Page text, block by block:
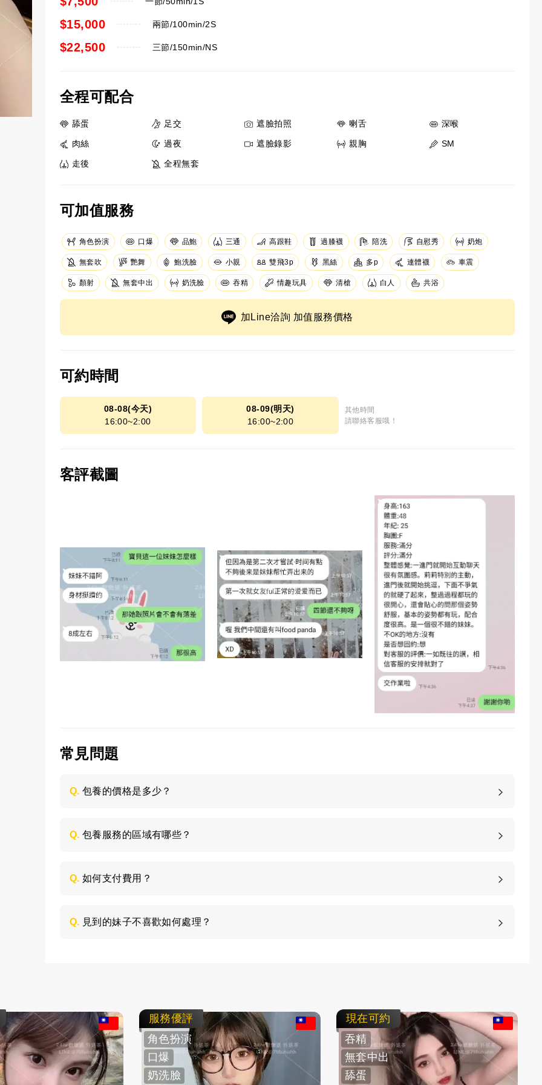
兩節/100min/2S
$15,000
三節/150min/NS
$22,500
全程可配合
舔蛋 足交 遮臉拍照 喇舌 深喉
肉絲 過夜 遮臉錄影 親胸 SM
走後 全程無套
可加值服務
角色扮演 口爆 品鮑 三通 高跟鞋 過膝襪 陪洗 自慰秀 奶炮
無套吹 艷舞 鮑洗臉 小親 雙飛3p 黑絲 多p 連體襪 車震
顏射 無套中出 奶洗臉 吞精 情趣玩具 清槍 白人 共浴
加Line洽詢 加值服務價格
可約時間
08-08(今天)
16:00~2:00
08-09(明天)
16:00~2:00
其他時間
請聯絡客服哦！
客評截圖
常見問題
Q. 包養的價格是多少？
Q. 包養服務的區域有哪些？
Q. 如何支付費用？
Q. 見到的妹子不喜歡如何處理？
服務優評
角色扮演
口爆
奶洗臉
現在可約
吞精
無套中出
舔蛋